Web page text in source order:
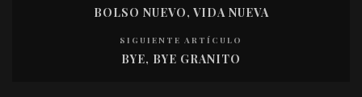
BOLSO NUEVO, VIDA NUEVA
SIGUIENTE ARTÍCULO
BYE, BYE GRANITO